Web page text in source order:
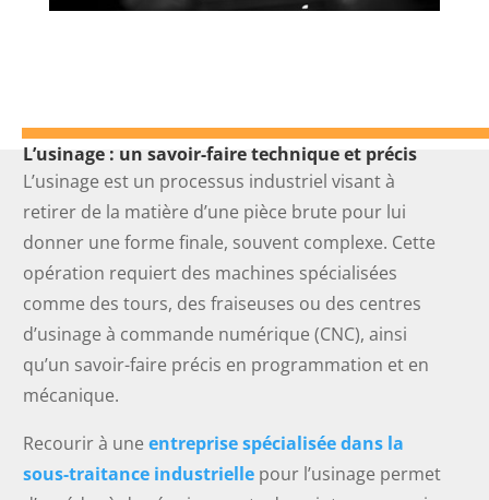
L’usinage : un savoir-faire technique et précis
L’usinage est un processus industriel visant à
retirer de la matière d’une pièce brute pour lui
donner une forme finale, souvent complexe. Cette
opération requiert des machines spécialisées
comme des tours, des fraiseuses ou des centres
d’usinage à commande numérique (CNC), ainsi
qu’un savoir-faire précis en programmation et en
mécanique.
Recourir à une entreprise spécialisée dans la
sous-traitance industrielle pour l’usinage permet